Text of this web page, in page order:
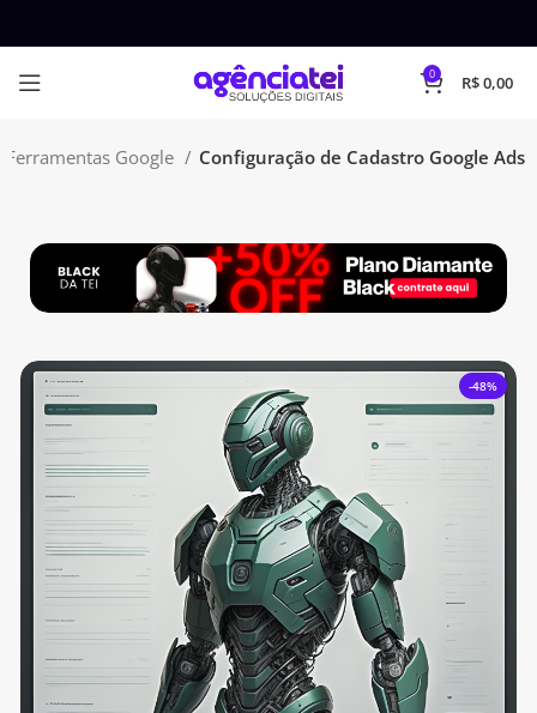
0 R$0,00
Ferramentas Google Configuração de Cadastro Google Ads
-48%